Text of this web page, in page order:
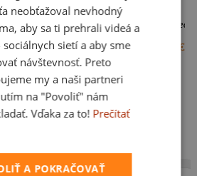
13 €
Ghibli efekt z vlastnej fotky
+1 farba 13 €
neobťažoval nevhodný
aby sa ti prehrali videá a
sietí a aby sme
návštevnosť. Preto
my a naši partneri
na "Povoliť" nám
Vďaka za to! Prečítať
A POKRAČOVAŤ